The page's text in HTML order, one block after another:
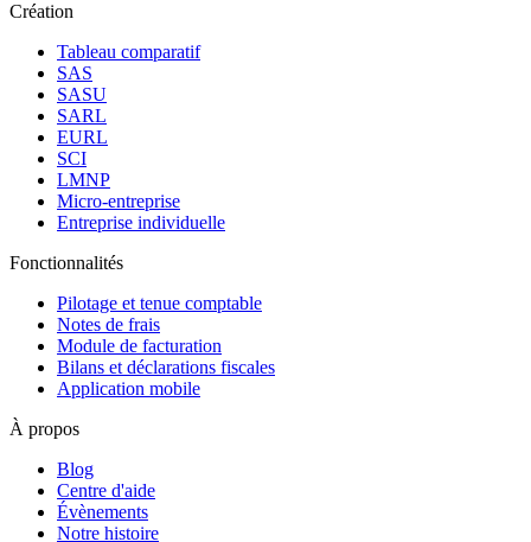
Création
Tableau comparatif
SAS
SASU
SARL
EURL
SCI
LMNP
Micro-entreprise
Entreprise individuelle
Fonctionnalités
Pilotage et tenue comptable
Notes de frais
Module de facturation
Bilans et déclarations fiscales
Application mobile
À propos
Blog
Centre d'aide
Évènements
Notre histoire